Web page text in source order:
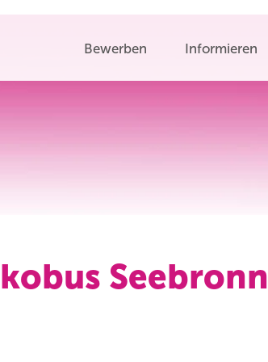
Bewerben Informieren
Seebronn